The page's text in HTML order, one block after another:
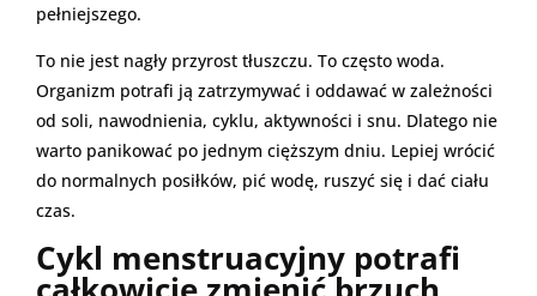
pełniejszego.
To nie jest nagły przyrost tłuszczu. To często woda.
Organizm potrafi ją zatrzymywać i oddawać w zależności
od soli, nawodnienia, cyklu, aktywności i snu. Dlatego nie
warto panikować po jednym cięższym dniu. Lepiej wrócić
do normalnych posiłków, pić wodę, ruszyć się i dać ciału
czas.
Cykl menstruacyjny potrafi